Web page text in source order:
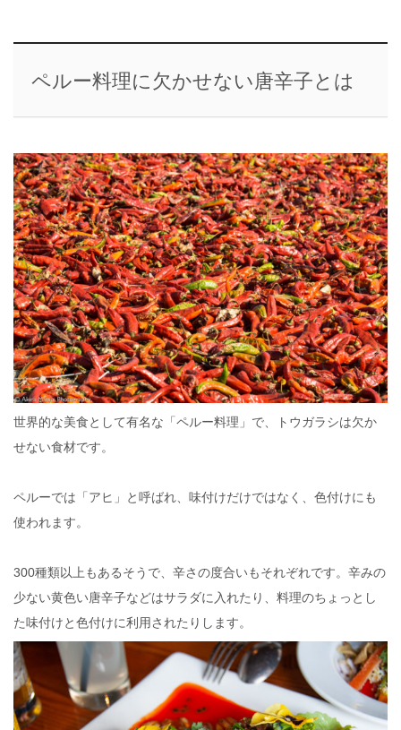
ペルー料理に欠かせない唐辛子とは
世界的な美食として有名な「ペルー料理」で、トウガラシは欠か
せない食材です。
ペルーでは「アヒ」と呼ばれ、味付けだけではなく、色付けにも
使われます。
300種類以上もあるそうで、辛さの度合いもそれぞれです。辛みの
少ない黄色い唐辛子などはサラダに入れたり、料理のちょっとし
た味付けと色付けに利用されたりします。